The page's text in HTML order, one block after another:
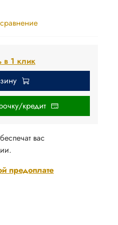
в 1 клик
кредит
предоплате
вас